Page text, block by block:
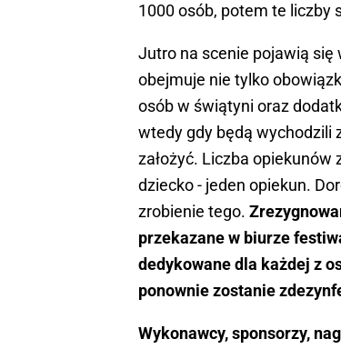
1000 osób, potem te liczby
Jutro na scenie pojawią
obejmuje nie tylko
osób w świątyni oraz
wtedy gdy będą wychodzili
założyć. Liczba
dziecko - jeden opiekun.
zrobienie tego.
przekazane w biurze
dedykowane dla każdej z
ponownie zostanie
Wykonawcy, sponsorzy,